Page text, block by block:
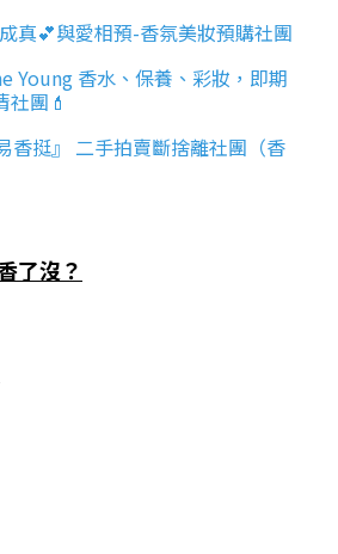
真💕與愛相預-香氛美妝預購社團
Young 香水、保養、彩妝，即期
團💄
香挺』 二手拍賣斷捨離社團（香
了沒？